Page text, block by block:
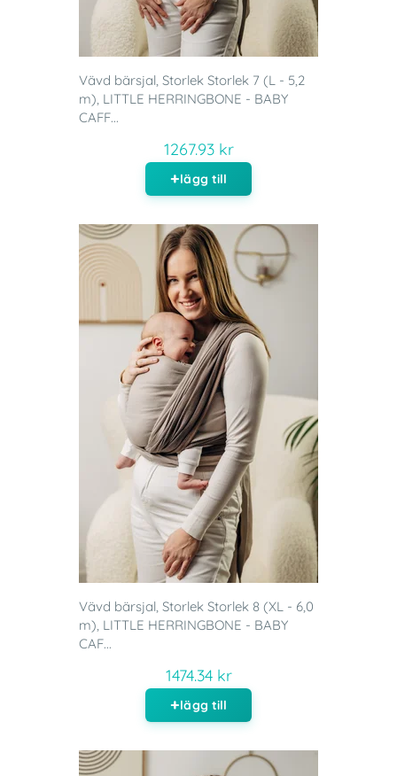
Vävd bärsjal, Storlek Storlek 7 (L - 5,2
m), LITTLE HERRINGBONE - BABY
CAFF...
1267.93 kr
lägg till
Vävd bärsjal, Storlek Storlek 8 (XL - 6,0
m), LITTLE HERRINGBONE - BABY
CAF...
1474.34 kr
lägg till